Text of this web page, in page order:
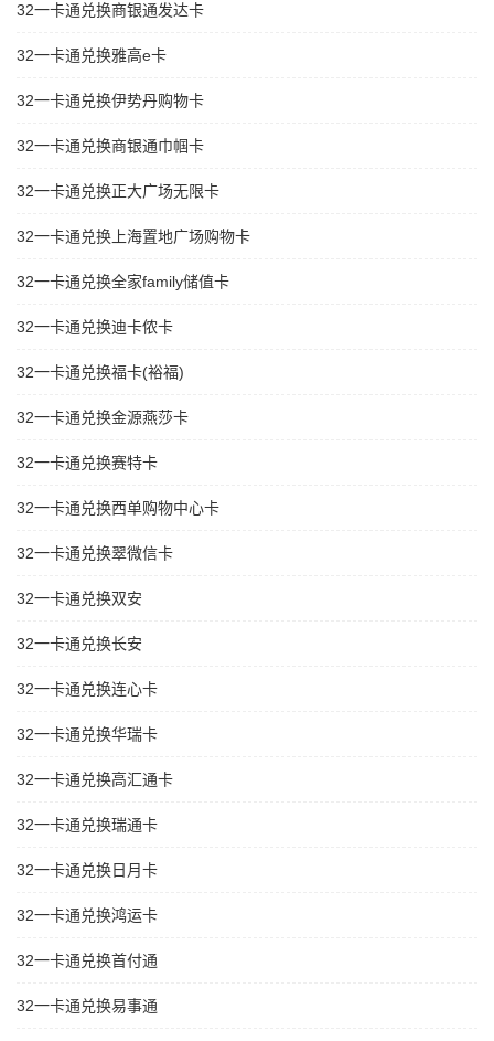
32一卡通兑换商银通发达卡
32一卡通兑换雅高e卡
32一卡通兑换伊势丹购物卡
32一卡通兑换商银通巾帼卡
32一卡通兑换正大广场无限卡
32一卡通兑换上海置地广场购物卡
32一卡通兑换全家family储值卡
32一卡通兑换迪卡侬卡
32一卡通兑换福卡(裕福)
32一卡通兑换金源燕莎卡
32一卡通兑换赛特卡
32一卡通兑换西单购物中心卡
32一卡通兑换翠微信卡
32一卡通兑换双安
32一卡通兑换长安
32一卡通兑换连心卡
32一卡通兑换华瑞卡
32一卡通兑换高汇通卡
32一卡通兑换瑞通卡
32一卡通兑换日月卡
32一卡通兑换鸿运卡
32一卡通兑换首付通
32一卡通兑换易事通